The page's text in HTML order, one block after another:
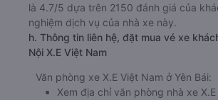
là 4.7/5 dựa trên 2150 đánh giá của
nghiệm dịch vụ của nhà xe này.
h. Thông tin liên hệ, đặt mua vé xe
Nội X.E Việt Nam
Văn phòng xe X.E Việt Nam ở Yên Bái:
Xem địa chỉ văn phòng nhà xe